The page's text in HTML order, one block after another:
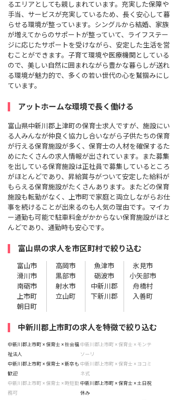
るエリアとしても親しまれています。充実した保障や
手当、サービスが充実しているため、長く安心して暮
らせる環境が整っています。シングルから結婚、家族
が増えてからのサポートが整っていて、ライフステー
ジに応じたサポートを受けながら、安定した生活を営
むことができます。子育て環境や医療機関としている
ので、美しい自然に囲まれながら豊かな暮らしが送れ
る環境が魅力的で、多くの若い世代の心を鷲掴みにし
ています。
アットホームな環境で長く働ける
富山県中新川郡上津町の保育士求人ですが、施設にい
る人みんなが仲良く協力し合いながら子供たちの保育
が行える保育施設が多く、保育士の人材を確保するた
めにたくさんの求人情報が出されています。また募集
を出している保育施設は正社員で募集しているところ
がほとんどであり、昇給賞与がついて安定した給料が
もらえる保育施設がたくさんあります。またどの保育
施設も転勤がなく、上市町で家庭と両立しながらお仕
事を続けることが出来るのも人気の理由です。マイカ
ー通勤も可能で駐車料金がかからない保育施設がほと
んどであり、通勤時も安心です。
富山県の求人を市区町村で絞り込む
富山市 高岡市 魚津市
氷見市
滑川市
黒部市 砺波市
小矢部市
南砺市
射水市 中新川郡
舟橋村
上市町
立山町 下新川郡
入善町
朝日町
中新川郡上市町の求人を特徴で絞り込む
中新川郡上市町 × 保育士 × 社会福
祉法人
中新川郡上市町 × 保育士 × モンテ
ソーリ
中新川郡上市町 × 保育士 × 新卒も
歓迎
中新川郡上市町 × 保育士 × ヨコミ
ネ式
中新川郡上市町 × 保育士 × 時短勤
務可
中新川郡上市町 × 保育士 × 土日祝
休み